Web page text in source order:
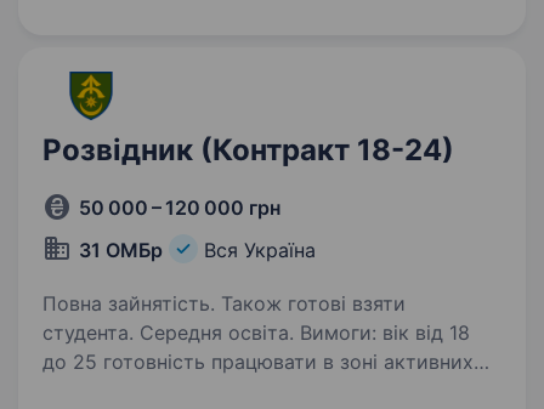
Розвідник (Контракт 18-24)
50 000 – 120 000 грн
31 ОМБр
Вся Україна
Повна зайнятість. Також готові взяти
студента. Середня освіта. Вимоги: вік від 18
до 25 готовність працювати в зоні активних